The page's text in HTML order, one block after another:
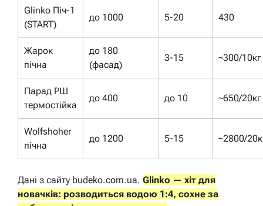
Glinko Піч-1
(START)
до 1000 5-20 430
Жарок
пічна
до 180
(фасад)
3-15 ~300/10кг
Парад РШ
термостійка
до 400 до 10 ~650/20кг
Wolfshoher
пічна
до 1200 5-15 ~2800/
Дані з сайту budeko.com.ua. Glinko — хіт для
новачків: розводиться водою 1:4, сохне за